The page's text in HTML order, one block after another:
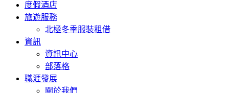
度假酒店
旅遊服務
北極冬季服裝租借
資訊
資訊中心
部落格
職涯發展
關於我們